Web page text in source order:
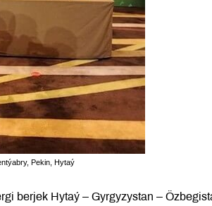
Pekin, Hytaý
berjek Hytaý – Gyrgyzystan –